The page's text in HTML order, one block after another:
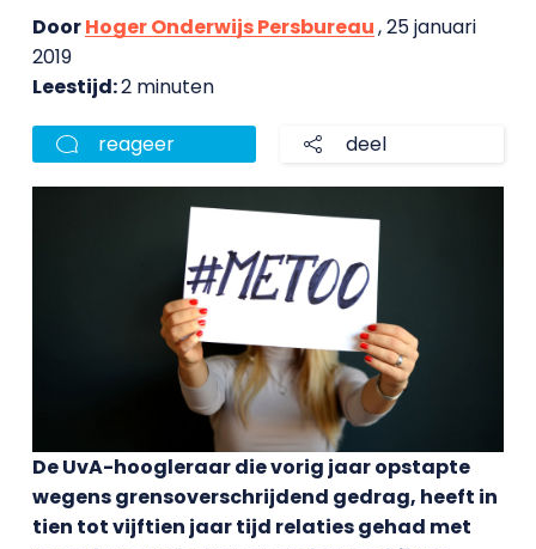
DoorHoger Onderwijs Persbureau, 25 januari
2019
Leestijd:2 minuten
reageer deel
De UvA-hoogleraar die vorig jaar opstapte
wegens grensoverschrijdend gedrag, heeft in
tien tot vijftien jaar tijd relaties gehad met